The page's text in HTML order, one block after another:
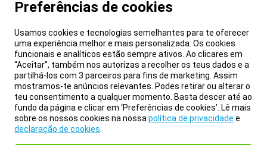
Preferências de cookies
Usamos cookies e tecnologias semelhantes para te oferecer
uma experiência melhor e mais personalizada. Os cookies
funcionais e analíticos estão sempre ativos. Ao clicares em
“Aceitar”, também nos autorizas a recolher os teus dados e a
partilhá-los com 3 parceiros para fins de marketing. Assim
mostramos-te anúncios relevantes. Podes retirar ou alterar o
teu consentimento a qualquer momento. Basta descer até ao
fundo da página e clicar em ‘Preferências de cookies’. Lê mais
sobre os nossos cookies na nossa política de privacidade e
declaração de cookies